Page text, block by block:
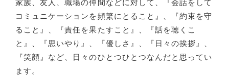
家族、友人、職場の仲間などに対して、『会話をして
コミュニケーションを頻繁にとること』、『約束を守
ること』、『責任を果たすこと』、『話を聴くこ
と』、『思いやり』、『優しさ』、『日々の挨拶』、
『笑顔』など、日々のひとつひとつなんだと思ってい
ます。